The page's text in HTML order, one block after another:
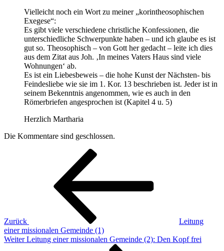
Vielleicht noch ein Wort zu meiner „korintheosophischen
Exegese“:
Es gibt viele verschiedene christliche Konfessionen, die
unterschiedliche Schwerpunkte haben – und ich glaube es ist
gut so. Theosophisch – von Gott her gedacht – leite ich dies
aus dem Zitat aus Joh. ‚In meines Vaters Haus sind viele
Wohnungen‘ ab.
Es ist ein Liebesbeweis – die hohe Kunst der Nächsten- bis
Feindesliebe wie sie im 1. Kor. 13 beschrieben ist. Jeder ist in
seinem Bekenntnis angenommen, wie es auch in den
Römerbriefen angesprochen ist (Kapitel 4 u. 5)
Herzlich Martharia
Die Kommentare sind geschlossen.
Beitragsnavigation
Zurück
Leitung
einer missionalen Gemeinde (1)
Nächster
Weiter Leitung einer missionalen Gemeinde (2): Den Kopf frei